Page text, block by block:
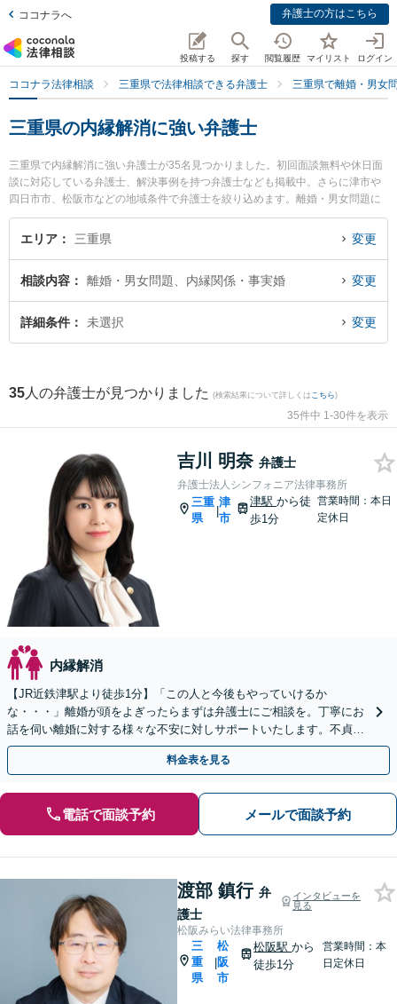
ココナラへ 弁護士の方はこちら
投稿する 探す 閲覧履歴 マイリスト ログイン
ココナラ法律相談 三重県で法律相談できる弁護士 三重県で離婚・男女
三重県の内縁解消に強い弁護士
三重県で内縁解消に強い弁護士が35名見つかりました。初回面談無料や休日面
談に対応している弁護士、解決事例を持つ弁護士なども掲載中。さらに津市や
四日市市、松阪市などの地域条件で弁護士を絞り込めます。離婚・男女問題に
関係する財産分与や養育費、親権等の細かな分野での絞り込み検索もでき便利
です。特に弁護士法人シンフォニア法律事務所の吉川 明奈弁護士や松阪みらい
『三重県で土日や夜間に発生した内縁解消のトラブルを今すぐに弁護士に相談
したい』『内縁解消のトラブル解決の実績豊富な近くの弁護士を検索したい』
『初回相談無料で内縁解消を法律相談できる三重県内の弁護士に相談予約した
エリア 三重県 変更
相談内容 離婚・男女問題、内縁関係・事実婚 変更
詳細条件 未選択 変更
35 人の弁護士が見つかりました (検索結果について詳しくは こちら)
35件中 1-30件を表示
吉川 明奈 弁護士
弁護士法人シンフォニア法律事務所
三重
県
|
津
市
津駅から徒
歩1分
営業時間：本日
定休日
内縁解消
【JR近鉄津駅より徒歩1分】「この人と今後もやっていけるか
な・・・」離婚が頭をよぎったらまずは弁護士にご相談を。丁寧にお
話を伺い離婚に対する様々な不安に対しサポートいたします。不貞慰
謝料／財産分与／婚姻費用など幅広く対応可能◎
料金表を見る
電話で面談予約 メールで面談予約
渡部 鎮行 弁
護士
インタビューを
見る
松阪みらい法律事務所
三
重
県
|
松
阪
市
松阪駅から
徒歩1分
営業時間：本
日定休日